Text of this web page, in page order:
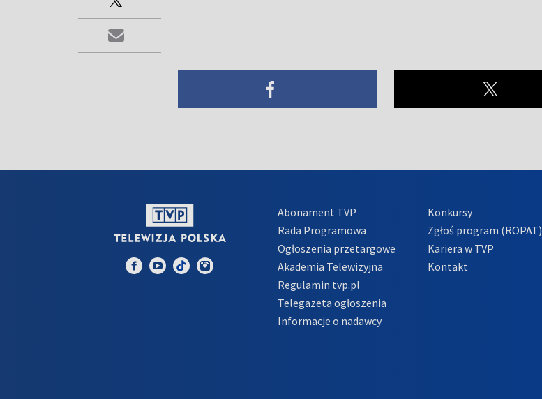
Abonament TVP
Rada Programowa
Ogłoszenia przetargowe
Akademia Telewizyjna
Regulamin tvp.pl
Telegazeta ogłoszenia
Informacje o nadawcy
Konkursy
Zgłoś program (ROPAT)
Kariera w TVP
Kontakt